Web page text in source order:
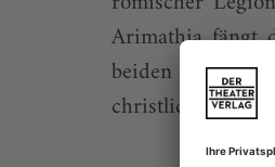
Arimathia fängt
beiden
christliche